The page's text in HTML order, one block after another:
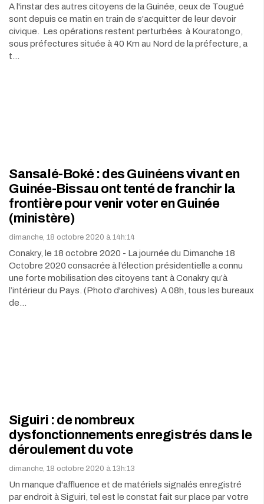
A l'instar des autres citoyens de la Guinée, ceux de Tougué
sont depuis ce matin en train de s'acquitter de leur devoir
civique. Les opérations restent perturbées à Kouratongo,
sous préfectures située à 40 Km au Nord de la préfecture, a
t…
Sansalé-Boké : des Guinéens vivant en
Guinée-Bissau ont tenté de franchir la
frontière pour venir voter en Guinée
(ministère)
dimanche, 18 octobre 2020 à 14h:14
Conakry, le 18 octobre 2020 - La journée du Dimanche 18
Octobre 2020 consacrée à l’élection présidentielle a connu
une forte mobilisation des citoyens tant à Conakry qu’à
l’intérieur du Pays. (Photo d'archives) A 08h, tous les bureaux
de…
Siguiri : de nombreux
dysfonctionnements enregistrés dans le
déroulement du vote
dimanche, 18 octobre 2020 à 13h:13
Un manque d'affluence et de matériels signalés enregistré
par endroit à Siguiri, tel est le constat fait sur place par votre